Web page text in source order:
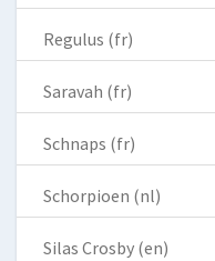
Regulus (fr)
Saravah (fr)
Schnaps (fr)
Schorpioen (nl)
Silas Crosby (en)